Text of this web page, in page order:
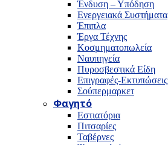
Ένδυση – Υπόδηση
Ενεργειακά Συστήματα
Έπιπλα
Έργα Τέχνης
Κοσμηματοπωλεία
Ναυπηγεία
Πυροσβεστικά Είδη
Επιγραφές-Εκτυπώσεις
Σούπερμαρκετ
Φαγητό
Εστιατόρια
Πιτσαρίες
Ταβέρνες